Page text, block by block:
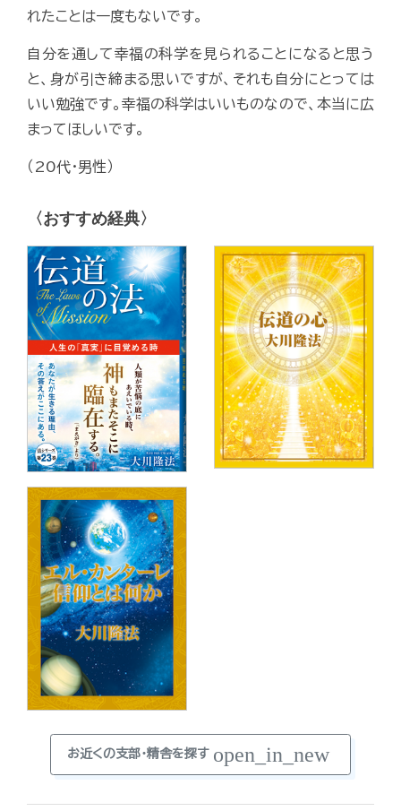
れたことは一度もないです。
自分を通して幸福の科学を見られることになると思う
と、身が引き締まる思いですが、それも自分にとっては
いい勉強です。幸福の科学はいいものなので、本当に広
まってほしいです。
（20代・男性）
〈おすすめ経典〉
お近くの支部・精舎を探す open_in_new